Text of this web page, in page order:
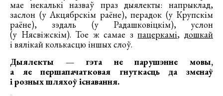
мае некалькі назваў праз дыялекты: напрыклад,
заслон (у Акцябрскім раёне), перадок (у Крупскім
раёне), зэдаль (у Радашковіцкім), услон
(у Нясвіжскім). Тое ж самае зпацеркамі, дошкай
і вялікай колькасцю іншых слоў.
Дыялекты — гэта не парушэнне мовы,
а яе першапачатковая гнуткасць да зменаў
і розных шляхоў існавання.